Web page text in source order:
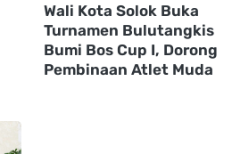
Wali Kota Solok Buka
Turnamen Bulutangkis
Bumi Bos Cup I, Dorong
Pembinaan Atlet Muda